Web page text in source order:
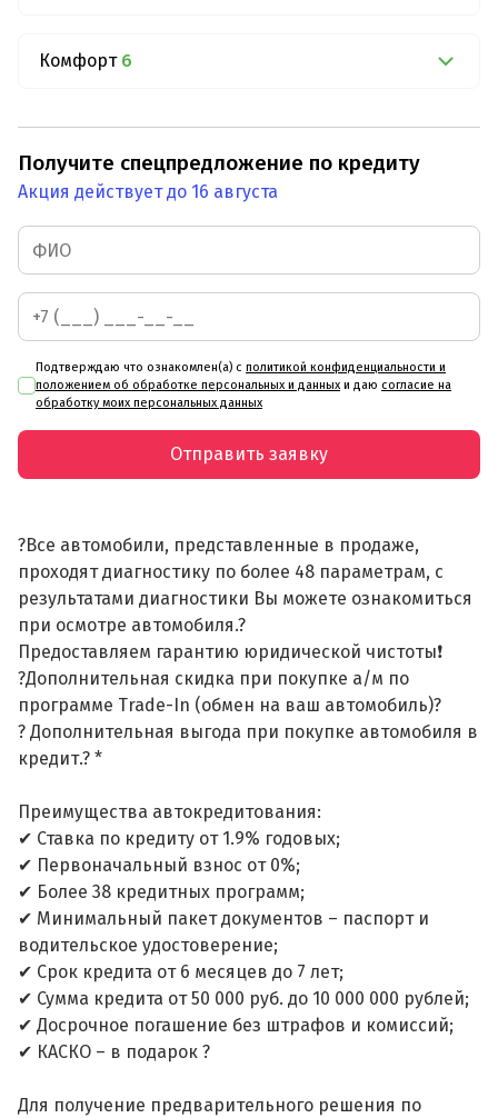
Комфорт 6
Получите спецпредложение по кредиту
Акция действует до 16 августа
Подтверждаю что ознакомлен(а) с политикой конфиденциальности и
положением об обработке персональных и данных и даю согласие на
обработку моих персональных данных
Отправить заявку
?Все автомобили, представленные в продаже,
проходят диагностику по более 48 параметрам, с
результатами диагностики Вы можете ознакомиться
при осмотре автомобиля.?
Предоставляем гарантию юридической чистоты❗
?Дополнительная скидка при покупке а/м по
программе Trade-In (обмен на ваш автомобиль)?
? Дополнительная выгода при покупке автомобиля в
кредит.? *
Преимущества автокредитования:
✔ Ставка по кредиту от 1.9% годовых;
✔ Первоначальный взнос от 0%;
✔ Более 38 кредитных программ;
✔ Минимальный пакет документов – паспорт и
водительское удостоверение;
✔ Срок кредита от 6 месяцев до 7 лет;
✔ Сумма кредита от 50 000 руб. до 10 000 000 рублей;
✔ Досрочное погашение без штрафов и комиссий;
✔ КАСКО – в подарок ?
Для получение предварительного решения по